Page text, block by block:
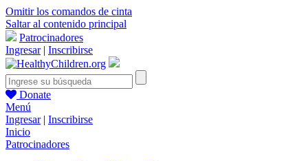
Omitir los comandos de cinta
Saltar al contenido principal
Patrocinadores
Ingresar| Inscribirse
Donate
Menú
Ingresar| Inscribirse
Inicio
Patrocinadores